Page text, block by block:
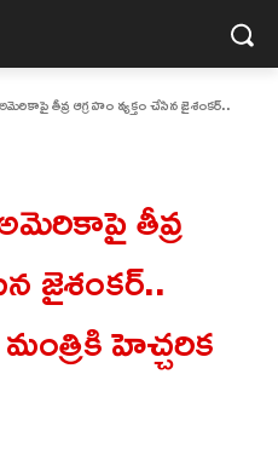
తీవ్ర ఆగ్రహం వ్యక్తం చేసిన జైశంకర్..
తీవ్ర
జైశంకర్..
హెచ్చరిక